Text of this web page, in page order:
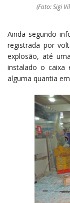
(Foto: Sigi
Ainda segundo
registrada por
explosão, até
instalado o caixa
alguma quantia